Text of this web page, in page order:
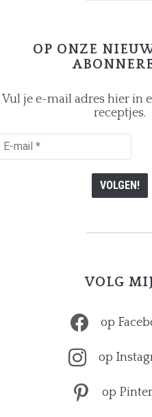
OP ONZE
Vul je e-mail adres hier in
receptjes.
E-
mail
VOLG
op
op
op